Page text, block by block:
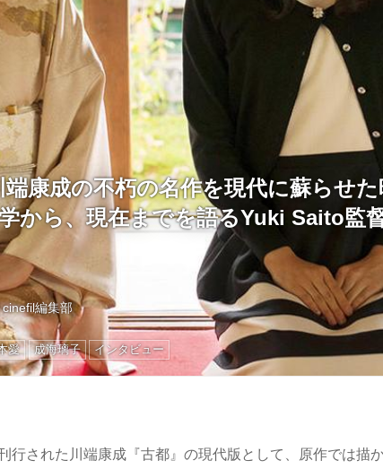
康成の不朽の名作を現代に蘇らせ
から、現在までを語るYuki Saito監
cinefil編集部
愛 成海璃子 インタビュー
行された川端康成『古都』の現代版として、原作では描